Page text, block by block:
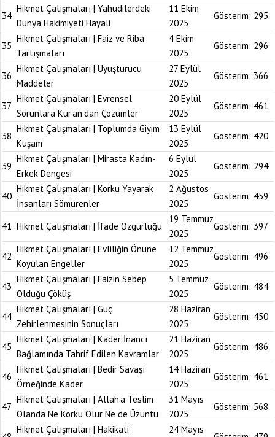
34
Hikmet Çalışmaları | Yahudilerdeki
Dünya Hakimiyeti Hayali
11 Ekim
2025
Gösterim: 295
35
Hikmet Çalışmaları | Faiz ve Riba
Tartışmaları
4 Ekim
2025
Gösterim: 296
36
Hikmet Çalışmaları | Uyuşturucu
Maddeler
27 Eylül
2025
Gösterim: 366
37
Hikmet Çalışmaları | Evrensel
Sorunlara Kur’an’dan Çözümler
20 Eylül
2025
Gösterim: 461
38
Hikmet Çalışmaları | Toplumda Giyim
Kuşam
13 Eylül
2025
Gösterim: 420
39
Hikmet Çalışmaları | Mirasta Kadın-
Erkek Dengesi
6 Eylül
2025
Gösterim: 294
40
Hikmet Çalışmaları | Korku Yayarak
İnsanları Sömürenler
2 Ağustos
2025
Gösterim: 459
41 Hikmet Çalışmaları | İfade Özgürlüğü
19 Temmuz
2025
Gösterim: 397
42
Hikmet Çalışmaları | Evliliğin Önüne
Koyulan Engeller
12 Temmuz
2025
Gösterim: 496
43
Hikmet Çalışmaları | Faizin Sebep
Olduğu Çöküş
5 Temmuz
2025
Gösterim: 484
44
Hikmet Çalışmaları | Güç
Zehirlenmesinin Sonuçları
28 Haziran
2025
Gösterim: 450
45
Hikmet Çalışmaları | Kader İnancı
Bağlamında Tahrif Edilen Kavramlar
21 Haziran
2025
Gösterim: 486
46
Hikmet Çalışmaları | Bedir Savaşı
Örneğinde Kader
14 Haziran
2025
Gösterim: 461
47
Hikmet Çalışmaları | Allah’a Teslim
Olanda Ne Korku Olur Ne de Üzüntü
31 Mayıs
2025
Gösterim: 568
Hikmet Çalışmaları | Hakikati 24 Mayıs